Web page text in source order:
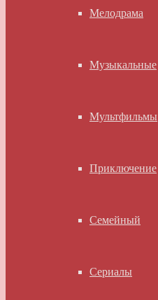
Мелодрама
Музыкальные
Мультфильмы
Приключение
Семейный
Сериалы